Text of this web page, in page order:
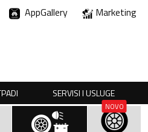
AppGallery Marketing
SERVISI I USLUGE